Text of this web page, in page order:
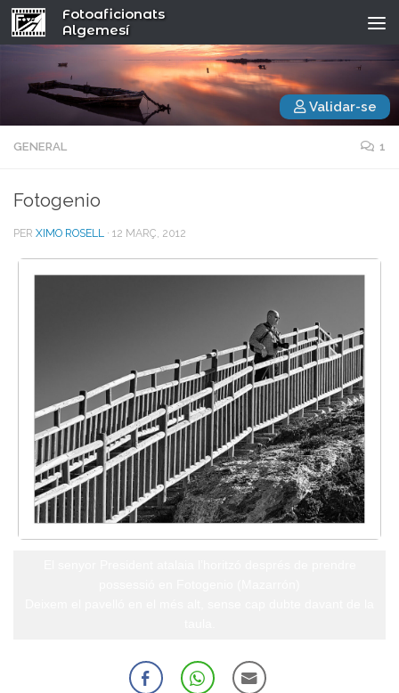
Fotoaficionats
Algemesí
Validar-se
GENERAL 1
Fotogenio
PER XIMO ROSELL · 12 MARÇ, 2012